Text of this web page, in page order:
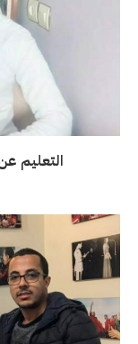
التعليم